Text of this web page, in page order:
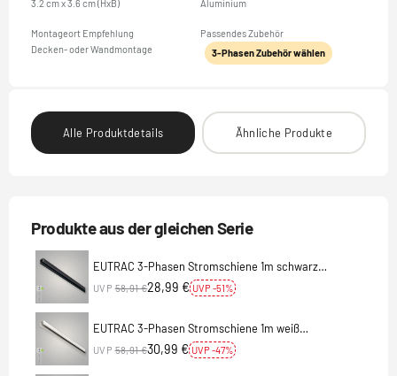
3.2 cm x 3.6 cm (HxB)
Aluminium
Montageort Empfehlung
Decken- oder Wandmontage
Passendes Zubehör
3-Phasen Zubehör wählen
Alle Produktdetails Ähnliche Produkte
Produkte aus der gleichen Serie
EUTRAC 3-Phasen Stromschiene 1m schwarz
Aufbauschiene28,99 € UVP -51%
UVP 58,91 €
EUTRAC 3-Phasen Stromschiene 1m weiß
Aufbauschiene30,99 € UVP -47%
UVP 58,91 €